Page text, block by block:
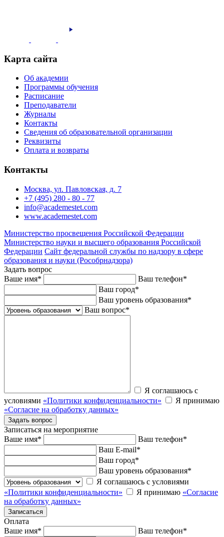
Карта сайта
Об академии
Программы обучения
Расписание
Преподаватели
Журналы
Контакты
Сведения об образовательной организации
Реквизиты
Оплата и возвраты
Контакты
Москва, ул. Павловская, д. 7
+7 (495) 280 - 80 - 77
info@academestet.com
www.academestet.com
Министерство просвещения Российской Федерации
Министерство науки и высшего образования Российской
Федерации Сайт федеральной службы по надзору в сфере
образования и науки (Рособрнадзора)
Задать вопрос
Ваше имя* Ваш телефон*
Ваш город*
Ваш уровень образования*
Ваш вопрос*
Я соглашаюсь с
условиями «Политики конфиденциальности»
Я принимаю
«Согласие на обработку данных»
Записаться на мероприятие
Ваше имя* Ваш телефон*
Ваш E-mail*
Ваш город*
Ваш уровень образования*
Я соглашаюсь с условиями
«Политики конфиденциальности»
Я принимаю «Согласие
на обработку данных»
Оплата
Ваше имя* Ваш телефон*